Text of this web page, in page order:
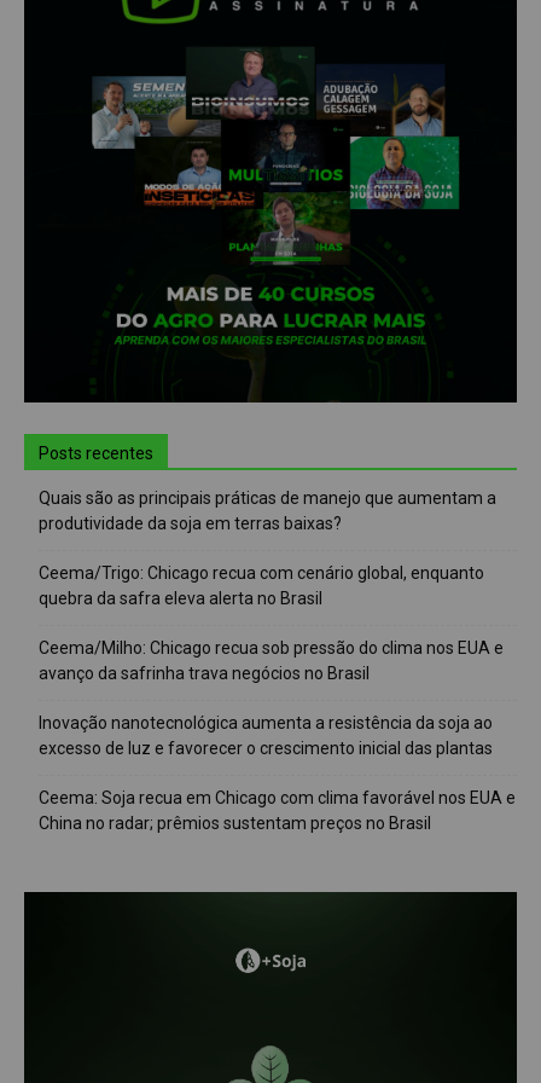
Posts recentes
Quais são as principais práticas de manejo que aumentam a
produtividade da soja em terras baixas?
Ceema/Trigo: Chicago recua com cenário global, enquanto
quebra da safra eleva alerta no Brasil
Ceema/Milho: Chicago recua sob pressão do clima nos EUA e
avanço da safrinha trava negócios no Brasil
Inovação nanotecnológica aumenta a resistência da soja ao
excesso de luz e favorecer o crescimento inicial das plantas
Ceema: Soja recua em Chicago com clima favorável nos EUA e
China no radar; prêmios sustentam preços no Brasil